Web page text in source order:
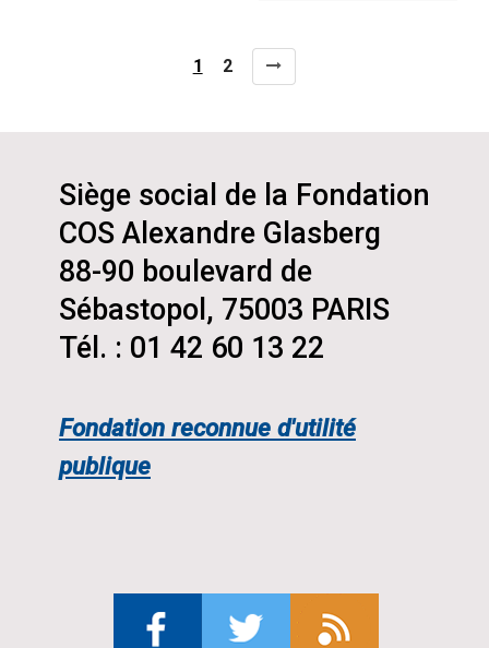
Page
1 Page
2
Siège social de la Fondation
COS Alexandre Glasberg
88-90 boulevard de
Sébastopol, 75003 PARIS
Tél. : 01 42 60 13 22
Fondation reconnue d'utilité
publique